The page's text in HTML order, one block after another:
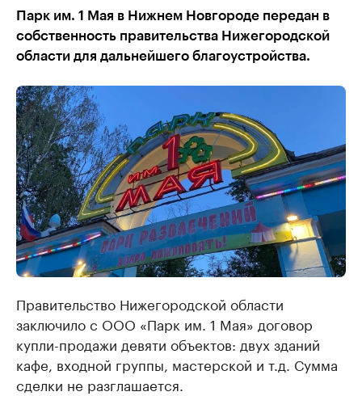
Парк им. 1 Мая в Нижнем Новгороде передан в
собственность правительства Нижегородской
области для дальнейшего благоустройства.
Правительство Нижегородской области
заключило с ООО «Парк им. 1 Мая» договор
купли-продажи девяти объектов: двух зданий
кафе, входной группы, мастерской и т.д. Сумма
сделки не разглашается.